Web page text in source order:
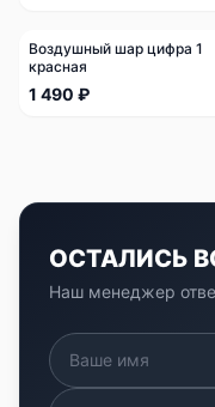
Воздушный шар цифра 1
красная
1 490 ₽
ОСТАЛИСЬ
Наш менеджер